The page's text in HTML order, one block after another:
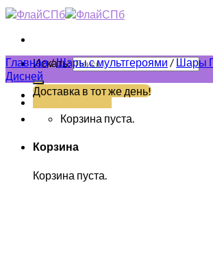
Искать:
(812) 383-99-05
Доставка в тот же день!
Корзина пуста.
Корзина
Корзина пуста.
Главная/Шары с мультгероями/Шары
Дисней